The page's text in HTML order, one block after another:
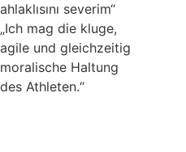
ahlaklısını severim“
„Ich mag die kluge,
agile und gleichzeitig
moralische Haltung
des Athleten.“